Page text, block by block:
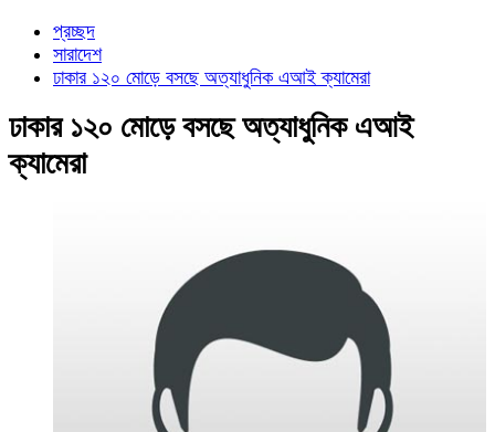
প্রচ্ছদ
সারাদেশ
ঢাকার ১২০ মোড়ে বসছে অত্যাধুনিক এআই ক্যামেরা
ঢাকার ১২০ মোড়ে বসছে অত্যাধুনিক এআই
ক্যামেরা